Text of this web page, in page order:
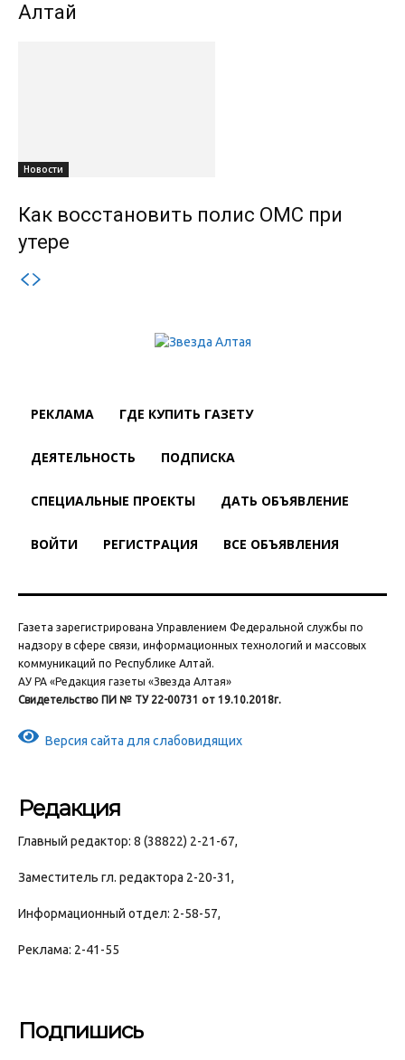
Алтай
Новости
Как восстановить полис ОМС при
утере
РЕКЛАМА ГДЕ КУПИТЬ ГАЗЕТУ
ДЕЯТЕЛЬНОСТЬ ПОДПИСКА
СПЕЦИАЛЬНЫЕ ПРОЕКТЫ ДАТЬ ОБЪЯВЛЕНИЕ
ВОЙТИ РЕГИСТРАЦИЯ ВСЕ ОБЪЯВЛЕНИЯ
Газета зарегистрирована Управлением Федеральной службы по
надзору в сфере связи, информационных технологий и массовых
коммуникаций по Республике Алтай.
АУ РА «Редакция газеты «Звезда Алтая»
Свидетельство ПИ № ТУ 22-00731 от 19.10.2018г.
Версия сайта для слабовидящих
Редакция
Главный редактор: 8 (38822) 2-21-67,
Заместитель гл. редактора 2-20-31,
Информационный отдел: 2-58-57,
Реклама: 2-41-55
Подпишись